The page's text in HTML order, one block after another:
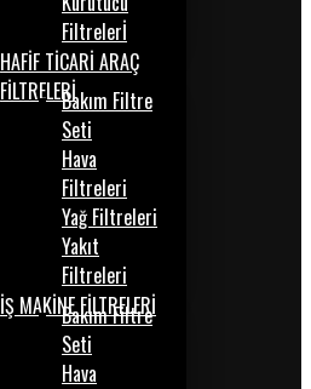
Filtrelerİ
HAFİF TİCARİ ARAÇ
FİLTRELERİBakım Filtre
Seti
Hava
Filtreleri
Yağ Filtreleri
Yakıt
Filtreleri
İŞ MAKİNE FİLTRELERİ
Bakım Filtre
Seti
Hava